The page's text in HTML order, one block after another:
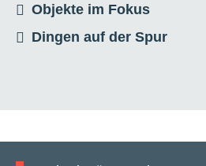
Objekte im Fokus
Dingen auf der Spur